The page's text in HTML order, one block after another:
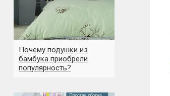
Почему подушки из
бамбука приобрели
популярность?